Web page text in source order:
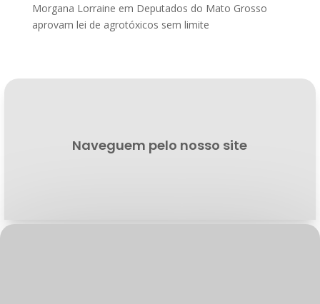
Morgana Lorraine em Deputados do Mato Grosso
aprovam lei de agrotóxicos sem limite
Naveguem pelo nosso site